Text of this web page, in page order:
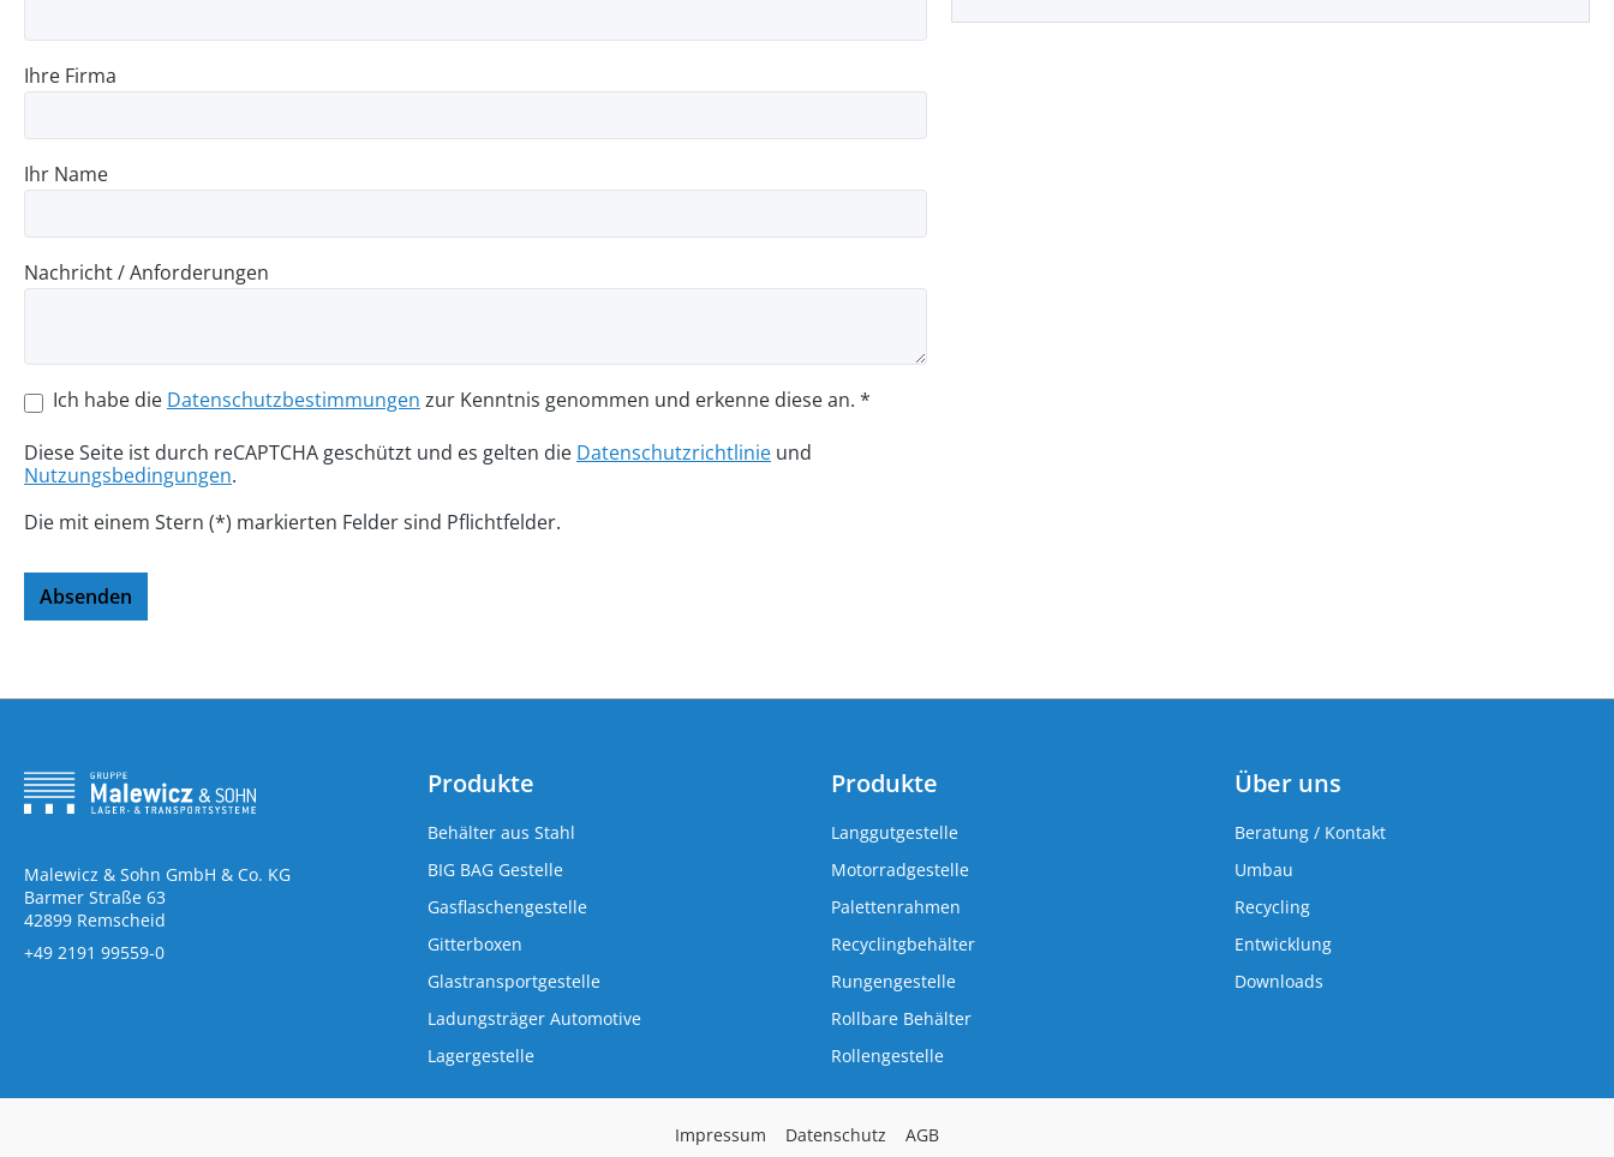
Ihre Firma
Ihr Name
Nachricht / Anforderungen
Ich habe die Datenschutzbestimmungen zur Kenntnis genommen und erkenne diese an. *
Diese Seite ist durch reCAPTCHA geschützt und es gelten die Datenschutzrichtlinie und
Nutzungsbedingungen.
Die mit einem Stern (*) markierten Felder sind Pflichtfelder.
Absenden
Malewicz & Sohn GmbH & Co. KG
Barmer Straße 63
42899 Remscheid
+49 2191 99559-0
Produkte
Behälter aus Stahl
BIG BAG Gestelle
Gasflaschengestelle
Gitterboxen
Glastransportgestelle
Ladungsträger Automotive
Lagergestelle
Produkte
Langgutgestelle
Motorradgestelle
Palettenrahmen
Recyclingbehälter
Rungengestelle
Rollbare Behälter
Rollengestelle
Über uns
Beratung / Kontakt
Umbau
Recycling
Entwicklung
Downloads
Impressum Datenschutz AGB